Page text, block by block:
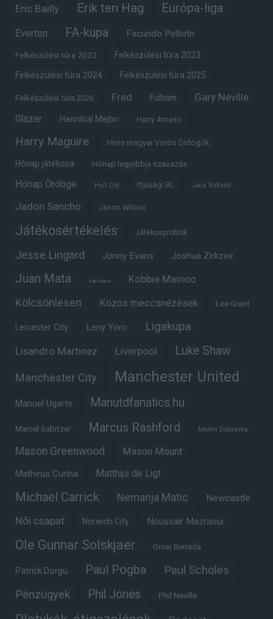
Eric Bailly Erik ten Hag Európa-liga
Everton FA-kupa Facundo Pellistri
Felkészülési túra 2022 Felkészülési túra 2023
Felkészülési túra 2024 Felkészülési túra 2025
Felkészülési túra 2026 Fred Fulham Gary Neville
Glazer Hannibal Mejbri Harry Amass
Harry Maguire Híres magyar Vörös Ördögök
Hónap játékosa Hónap legjobbja szavazás
Hónap Ördöge Hull City Ifjúsági BL Jack Butland
Jadon Sancho Jason Wilcox
Játékosértékelés Játékosprofilok
Jesse Lingard Jonny Evans Joshua Zirkzee
Juan Mata Karl Darlow Kobbie Mainoo
Kölcsönlesen Közös meccsnézések Lee Grant
Leicester City Leny Yoro Ligakupa
Lisandro Martinez Liverpool Luke Shaw
Manchester City Manchester United
Manuel Ugarte Manutdfanatics.hu
Marcel Sabitzer Marcus Rashford Martin Dubravka
Mason Greenwood Mason Mount
Matheus Cunha Matthijs de Ligt
Michael Carrick Nemanja Matic Newcastle
Női csapat Norwich City Noussair Mazraoui
Ole Gunnar Solskjaer Omar Berrada
Patrick Dorgu Paul Pogba Paul Scholes
Pénzügyek Phil Jones Phil Neville